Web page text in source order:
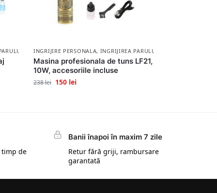
INGRIJIRE PERSONALA, INGRIJIREA PARULUI
Masina profesionala de tuns LF21,
10W, accesoriile incluse
238lei 150 lei
timp de
Banii înapoi în maxim 7 zile
Retur fără griji, rambursare
garantată